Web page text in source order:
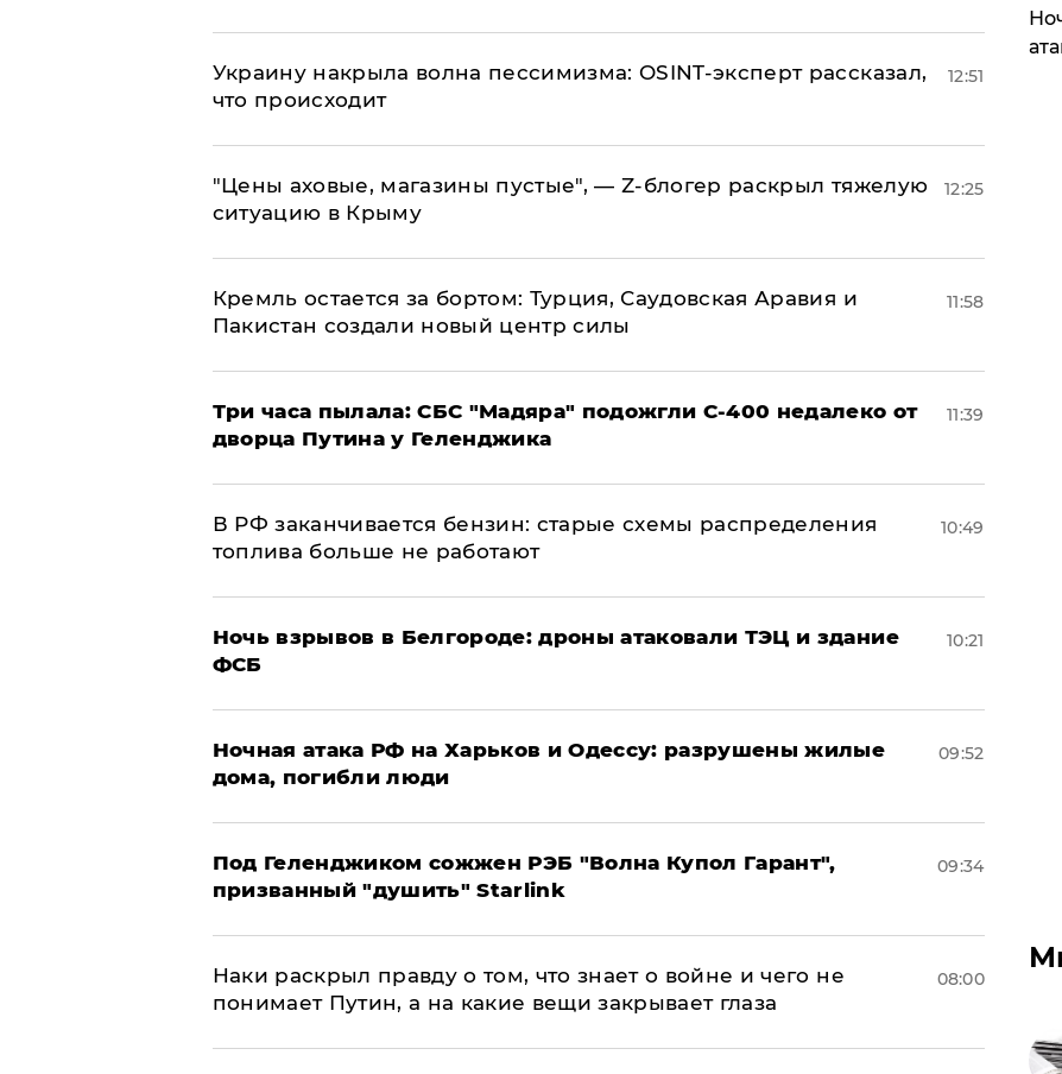
​Украину накрыла волна пессимизма: OSINT-эксперт рассказал,
что происходит
12:51
​"Цены аховые, магазины пустые", — Z-блогер раскрыл тяжелую
ситуацию в Крыму
12:25
​Кремль остается за бортом: Турция, Саудовская Аравия и
Пакистан создали новый центр силы
11:58
Три часа пылала: СБС "Мадяра" подожгли С-400 недалеко от
дворца Путина у Геленджика
11:39
​В РФ заканчивается бензин: старые схемы распределения
топлива больше не работают
10:49
​Ночь взрывов в Белгороде: дроны атаковали ТЭЦ и здание
ФСБ
10:21
​Ночная атака РФ на Харьков и Одессу: разрушены жилые
дома, погибли люди
09:52
Под Геленджиком сожжен РЭБ "Волна Купол Гарант",
призванный "душить" Starlink
09:34
Наки раскрыл правду о том, что знает о войне и чего не
понимает Путин, а на какие вещи закрывает глаза
08:00